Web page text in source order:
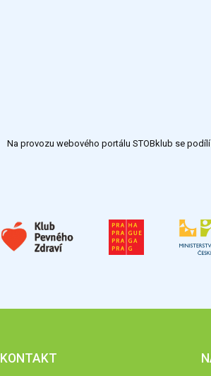
Na provozu webového portálu STOBklub se
KONTAKT